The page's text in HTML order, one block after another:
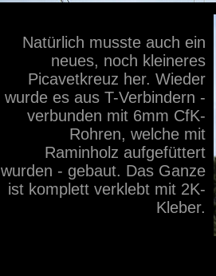
Natürlich musste auch ein
neues, noch kleineres
Picavetkreuz her. Wieder
wurde es aus T-Verbindern -
verbunden mit 6mm CfK-
Rohren, welche mit
Raminholz aufgefüttert
wurden - gebaut. Das Ganze
ist komplett verklebt mit 2K-
Kleber.